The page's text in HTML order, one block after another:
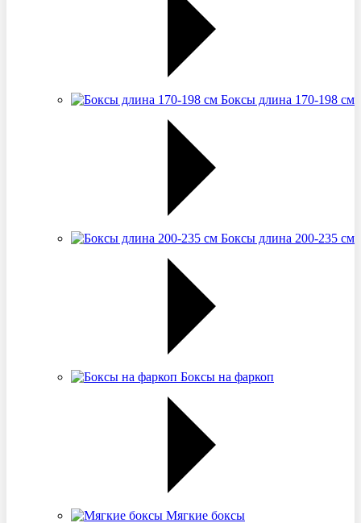
Боксы длина 170-198 см
Боксы длина 200-235 см
Боксы на фаркоп
Мягкие боксы